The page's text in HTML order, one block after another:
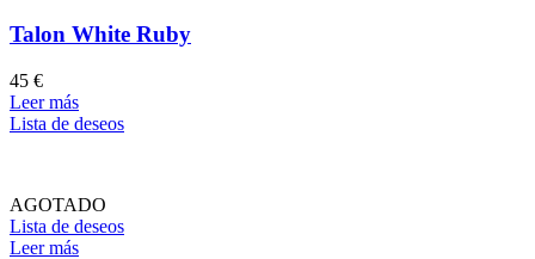
Talon White Ruby
45 €
Leer más
Lista de deseos
AGOTADO
Lista de deseos
Leer más